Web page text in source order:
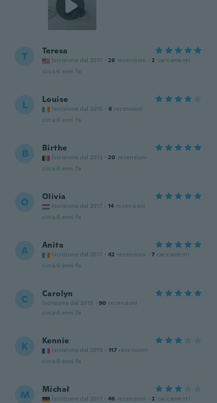
T Teresa
Iscrizione dal 2017 · 26 recensioni · 2 caricamenti
circa 6 anni fa
L Louise
Iscrizione dal 2015 · 6 recensioni
circa 6 anni fa
B Birthe
Iscrizione dal 2013 · 20 recensioni
circa 6 anni fa
O Olívia
Iscrizione dal 2017 · 14 recensioni
circa 6 anni fa
A Anita
Iscrizione dal 2017 · 42 recensioni · 7 caricamenti
circa 6 anni fa
C Carolyn
Iscrizione dal 2019 · 90 recensioni
circa 6 anni fa
K Kennie
Iscrizione dal 2019 · 117 recensioni
circa 6 anni fa
M Michał
Iscrizione dal 2017 · 46 recensioni · 2 caricamenti